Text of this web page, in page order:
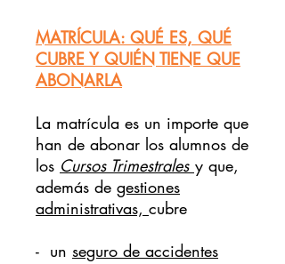
MATRÍCULA: QUÉ ES, QUÉ
CUBRE Y QUIÉN TIENE QUE
ABONARLA
La matrícula es un importe que
han de abonar los alumnos de
los Cursos Trimestrales y que,
además de gestiones
administrativas, cubre
- un seguro de accidentes